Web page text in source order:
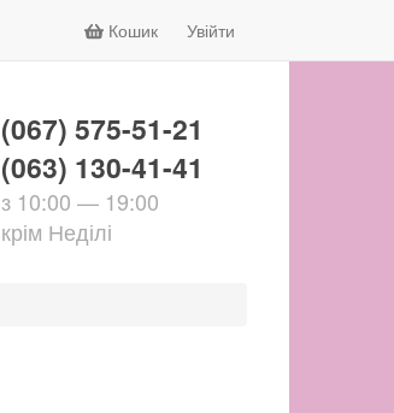
Кошик Увійти
(067) 575-51-21
(063) 130-41-41
з 10:00 — 19:00
крім Неділі